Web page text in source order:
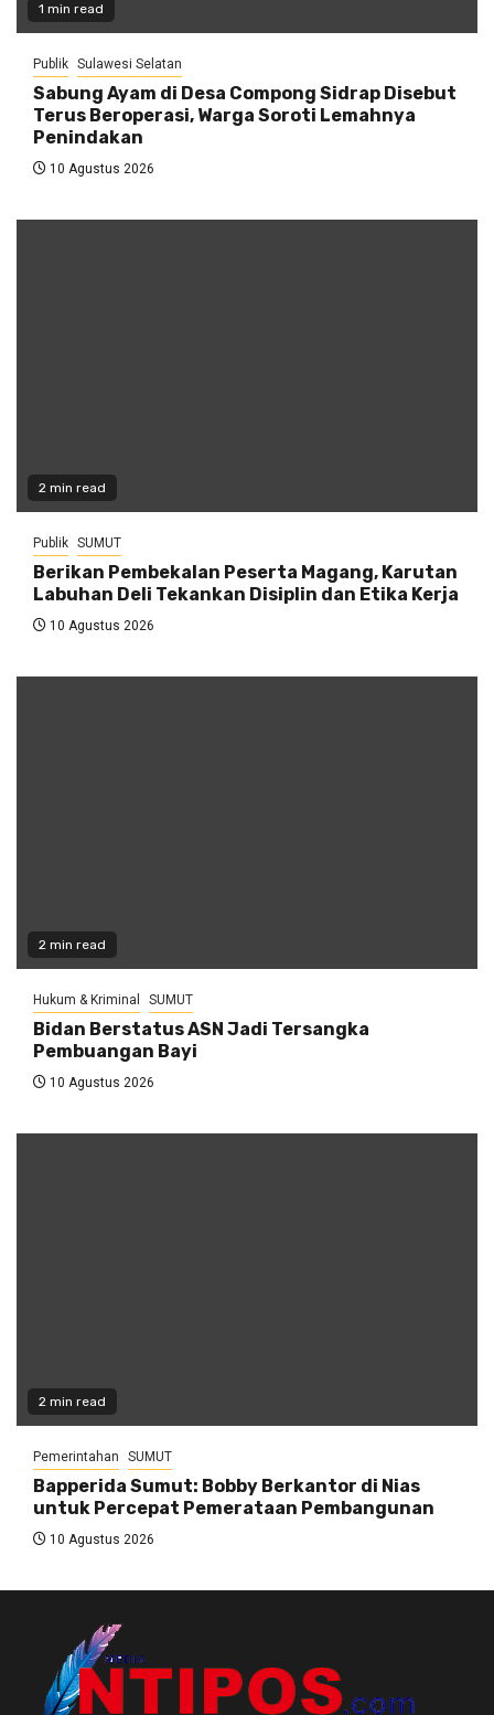
1 min read
Publik Sulawesi Selatan
Sabung Ayam di Desa Compong Sidrap Disebut
Terus Beroperasi, Warga Soroti Lemahnya
Penindakan
10 Agustus 2026
2 min read
Publik SUMUT
Berikan Pembekalan Peserta Magang, Karutan
Labuhan Deli Tekankan Disiplin dan Etika Kerja
10 Agustus 2026
2 min read
Hukum & Kriminal SUMUT
Bidan Berstatus ASN Jadi Tersangka
Pembuangan Bayi
10 Agustus 2026
2 min read
Pemerintahan SUMUT
Bapperida Sumut: Bobby Berkantor di Nias
untuk Percepat Pemerataan Pembangunan
10 Agustus 2026